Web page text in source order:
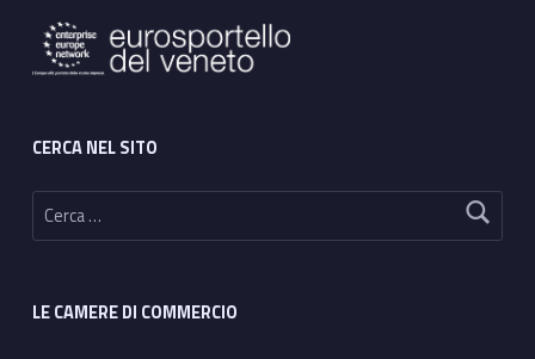
CERCA NEL SITO
Ricerca per:
LE CAMERE DI COMMERCIO